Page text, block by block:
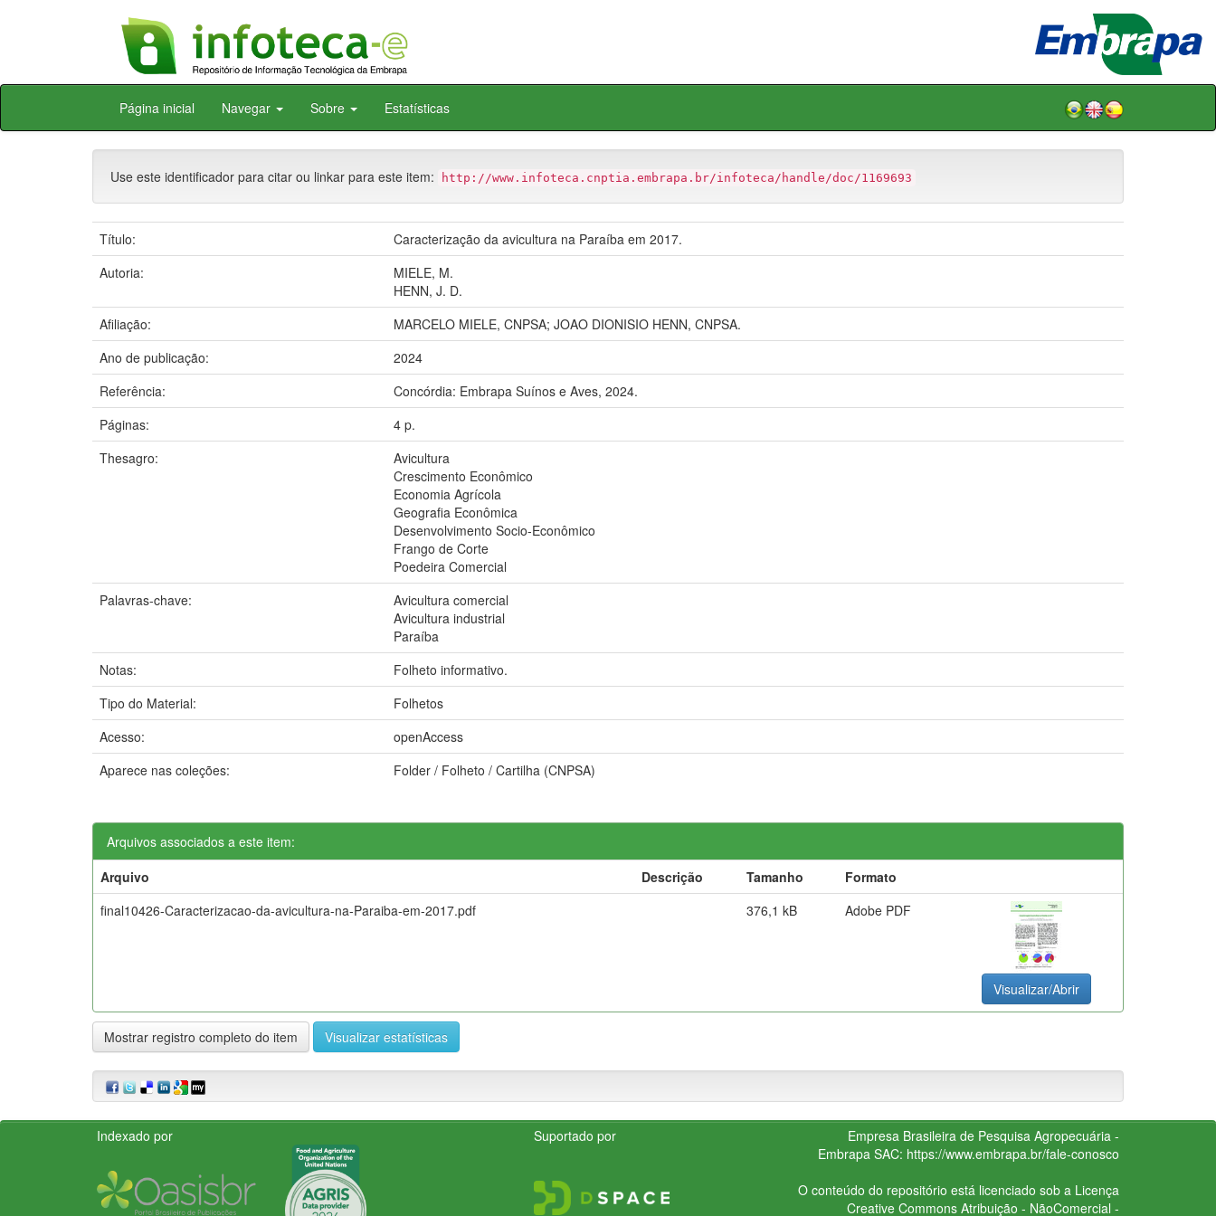
Skip
Página inicial Navegar Sobre Estatísticas
Use este identificador para citar ou linkar para este item: http://www.infoteca.cnptia.embrapa.br/infoteca/handle/doc/1169693
Título:
Caracterização da avicultura na Paraíba em 2017.
Autoria:
MIELE, M.
HENN, J. D.
Afiliação:
MARCELO MIELE, CNPSA; JOAO DIONISIO HENN, CNPSA.
Ano de publicação:
2024
Referência:
Concórdia: Embrapa Suínos e Aves, 2024.
Páginas:
4 p.
Thesagro:
Avicultura
Crescimento Econômico
Economia Agrícola
Geografia Econômica
Desenvolvimento Socio-Econômico
Frango de Corte
Poedeira Comercial
Palavras-chave:
Avicultura comercial
Avicultura industrial
Paraíba
Notas:
Folheto informativo.
Tipo do Material:
Folhetos
Acesso:
openAccess
Aparece nas coleções:
Folder / Folheto / Cartilha (CNPSA)
Arquivos associados a este item:
Arquivo
Descrição Tamanho
Formato
final10426-Caracterizacao-da-avicultura-na-Paraiba-em-2017.pdf
376,1 kB Adobe PDF
Visualizar/Abrir
Mostrar registro completo do item Visualizar estatísticas
Indexado por Suportado por
Empresa Brasileira de Pesquisa Agropecuária -
Embrapa SAC: https://www.embrapa.br/fale-conosco
O conteúdo do repositório está licenciado sob a Licença
Creative CommonsAtribuição - NãoComercial -